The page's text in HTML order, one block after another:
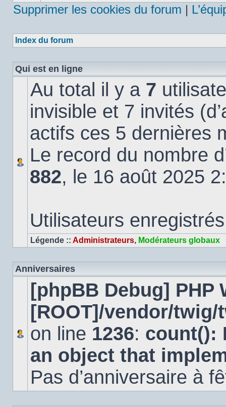
Supprimer les cookies du forum |
Index du forum
Qui est en ligne
Au total il y a 7
invisible et 7 invités
actifs ces 5 dernières
Le record du nombre
882, le 16 août 2025
Utilisateurs
Légende :: Administrateurs, Modérateurs globaux
Anniversaires
[phpBB Debug] PHP
[ROOT]/vendor/
on line 1236: count():
an object that
Pas d’anniversaire à